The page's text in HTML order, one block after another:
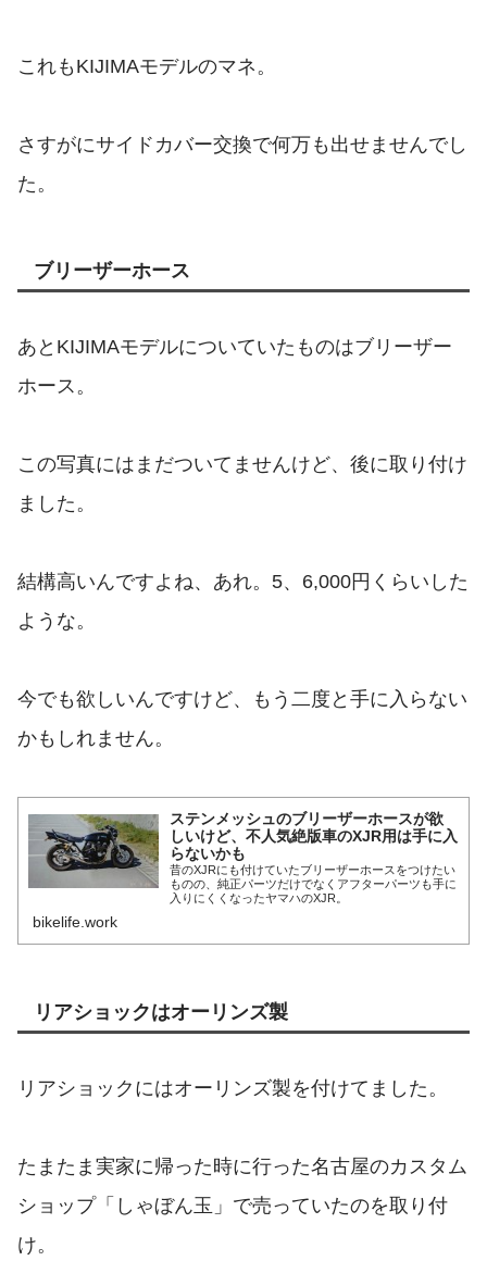
これもKIJIMAモデルのマネ。
さすがにサイドカバー交換で何万も出せませんでし
た。
ブリーザーホース
あとKIJIMAモデルについていたものはブリーザー
ホース。
この写真にはまだついてませんけど、後に取り付け
ました。
結構高いんですよね、あれ。5、6,000円くらいした
ような。
今でも欲しいんですけど、もう二度と手に入らない
かもしれません。
ステンメッシュのブリーザーホースが欲
しいけど、不人気絶版車のXJR用は手に入
らないかも
昔のXJRにも付けていたブリーザーホースをつけたい
ものの、純正パーツだけでなくアフターパーツも手に
入りにくくなったヤマハのXJR。
bikelife.work
リアショックはオーリンズ製
リアショックにはオーリンズ製を付けてました。
たまたま実家に帰った時に行った名古屋のカスタム
ショップ「しゃぼん玉」で売っていたのを取り付
け。